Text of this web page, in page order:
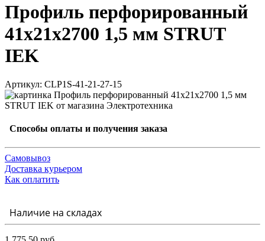
Профиль перфорированный
41х21х2700 1,5 мм STRUT
IEK
Артикул: CLP1S-41-21-27-15
Способы оплаты и получения заказа
Самовывоз
Доставка курьером
Как оплатить
Наличие на складах